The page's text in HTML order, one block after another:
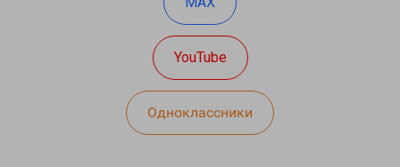
YouTube
Одноклассники